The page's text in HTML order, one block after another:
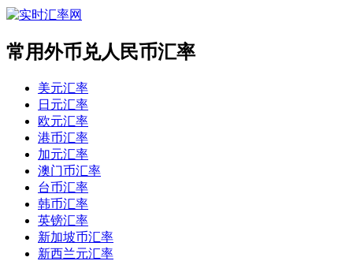
常用外币兑人民币汇率
美元汇率
日元汇率
欧元汇率
港币汇率
加元汇率
澳门币汇率
台币汇率
韩币汇率
英镑汇率
新加坡币汇率
新西兰元汇率